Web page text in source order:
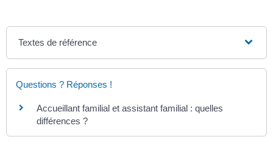
Textes de référence
Questions ? Réponses !
Accueillant familial et assistant familial : quelles
différences ?